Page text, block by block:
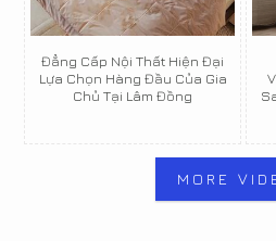
Đẳng Cấp Nội Thất Hiện Đại
Lựa Chọn Hàng Đầu Của Gia
Chủ Tại Lâm Đồng
MORE